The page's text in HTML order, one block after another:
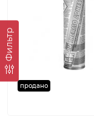
Фильтр
продано